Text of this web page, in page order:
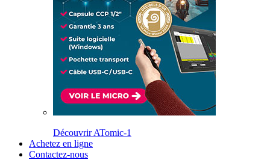
Découvrir ATomic-1
Achetez en ligne
Contactez-nous